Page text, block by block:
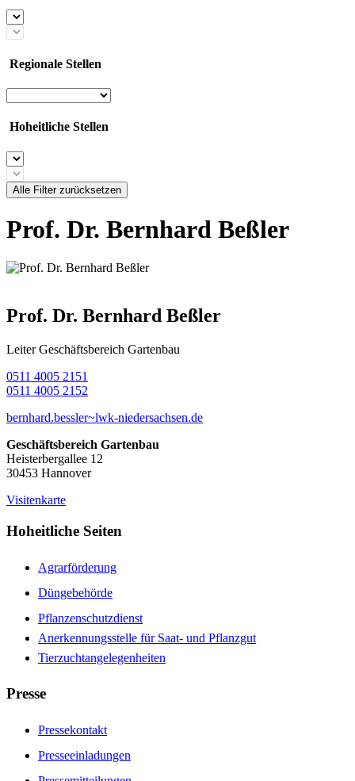
Regionale Stellen
Hoheitliche Stellen
Alle Filter zurücksetzen
Prof. Dr. Bernhard Beßler
Prof. Dr. Bernhard Beßler
Leiter Geschäftsbereich Gartenbau
0511 4005 2151
0511 4005 2152
bernhard.bessler~lwk-niedersachsen.de
Geschäftsbereich Gartenbau
Heisterbergallee 12
30453 Hannover
Visitenkarte
Hoheitliche Seiten
Agrarförderung
Düngebehörde
Pflanzenschutzdienst
Anerkennungsstelle für Saat- und Pflanzgut
Tierzuchtangelegenheiten
Presse
Pressekontakt
Presseeinladungen